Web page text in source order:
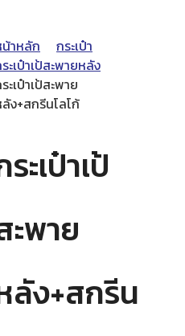
าหลัก
กระเป๋า
ะเป๋าเป้สะพายหลัง
ะเป๋าเป้สะพาย
ง+สกรีนโลโก้
ะเป๋าเป้
ะพาย
ลัง+สกรีน